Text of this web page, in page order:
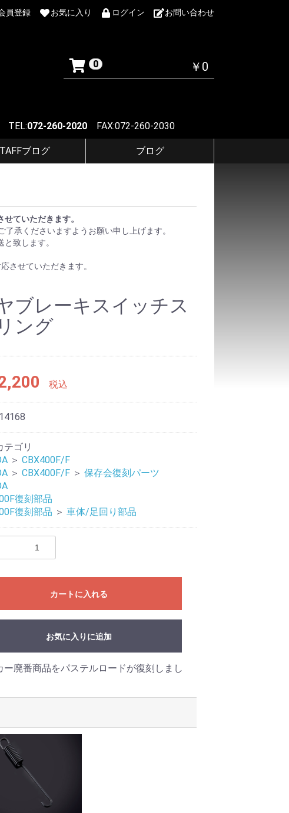
員登録 お気に入り ログイン お問い合わせ
0 ￥0
TEL:072-260-2020 FAX:072-260-2030
ブログ ブログ
ていただきます。
承くださいますようお願い申し上げます。
致します。
させていただきます。
ブレーキスイッチス
ング
税込
14168
テゴリ
＞ CBX400F/F
＞ CBX400F/F ＞ 保存会復刻パーツ
復刻部品
復刻部品 ＞ 車体/足回り部品
カートに入れる
お気に入りに追加
ー廃番商品をパステルロードが復刻しまし